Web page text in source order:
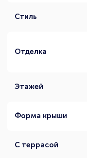
Стиль
Отделка
Этажей
Форма крыши
С террасой